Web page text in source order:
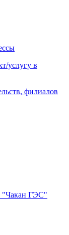
услугу в
филиалов
"Чакан ГЭС"